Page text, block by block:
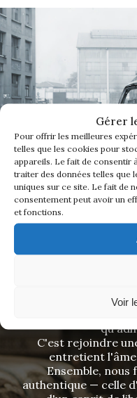
Gérer
Pour offrir les meilleures
telles que les cookies pour
appareils. Le fait de consentir
traiter des données telles que
uniques sur ce site. Le fait de
consentement peut avoir un
et fonctions.
Voir
La
La
La
15
ADHÉREZ
C'est rejoindre
entretient
Ensemble, nous
authentique — celle